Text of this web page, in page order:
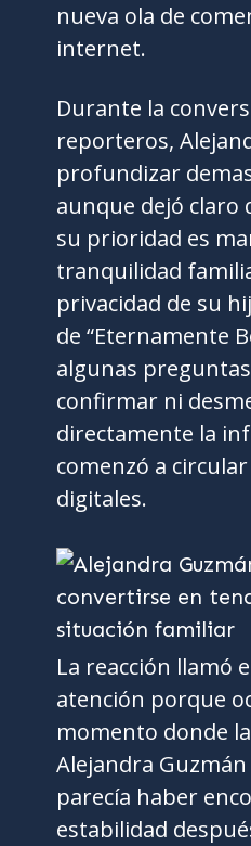
nueva ola de
internet.
Durante la
reporteros,
profundizar
aunque dejó claro
su prioridad es
tranquilidad
privacidad de su
de “Eternamente
algunas
confirmar ni
directamente la
comenzó a
digitales.
La reacción llamó
atención porque
momento donde
Alejandra Guzmán
parecía haber
estabilidad